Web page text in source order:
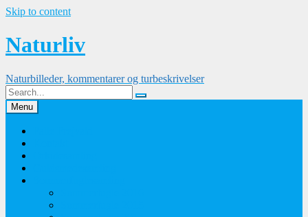
Skip to content
Naturliv
Naturbilleder, kommentarer og turbeskrivelser
Menu